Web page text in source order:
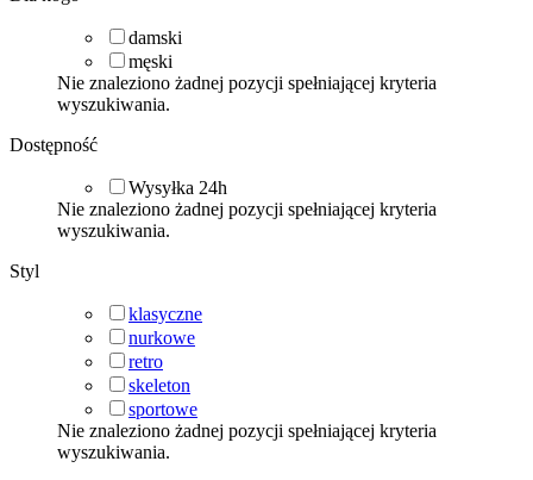
damski
męski
Nie znaleziono żadnej pozycji spełniającej kryteria
wyszukiwania.
Dostępność
Wysyłka 24h
Nie znaleziono żadnej pozycji spełniającej kryteria
wyszukiwania.
Styl
klasyczne
nurkowe
retro
skeleton
sportowe
Nie znaleziono żadnej pozycji spełniającej kryteria
wyszukiwania.